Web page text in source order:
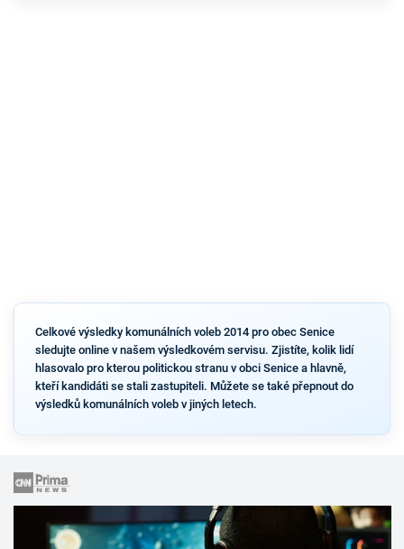
Celkové výsledky komunálních voleb 2014 pro obec Senice
sledujte online v našem výsledkovém servisu. Zjistíte, kolik lidí
hlasovalo pro kterou politickou stranu v obci Senice a hlavně,
kteří kandidáti se stali zastupiteli. Můžete se také přepnout do
výsledků komunálních voleb v jiných letech.